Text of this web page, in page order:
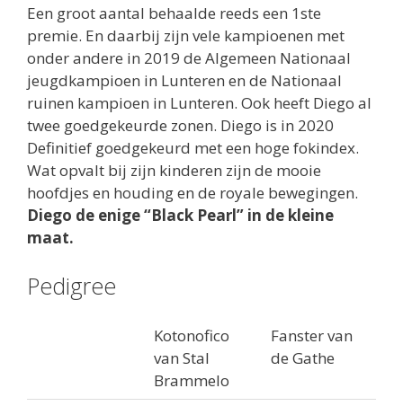
Een groot aantal behaalde reeds een 1ste
premie. En daarbij zijn vele kampioenen met
onder andere in 2019 de Algemeen Nationaal
jeugdkampioen in Lunteren en de Nationaal
ruinen kampioen in Lunteren. Ook heeft Diego al
twee goedgekeurde zonen. Diego is in 2020
Definitief goedgekeurd met een hoge fokindex.
Wat opvalt bij zijn kinderen zijn de mooie
hoofdjes en houding en de royale bewegingen.
Diego de enige “Black Pearl” in de kleine
maat.
Pedigree
Kotonofico
van Stal
Brammelo
Fanster van
de Gathe